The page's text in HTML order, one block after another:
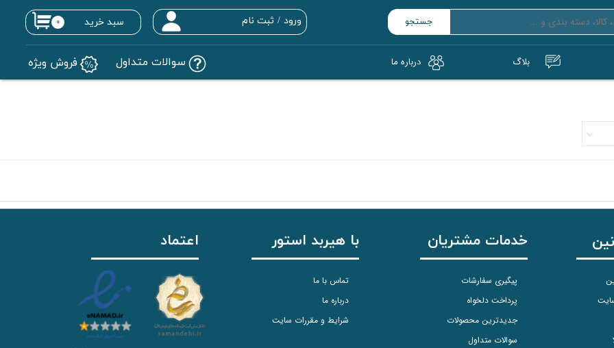
جستجو
بلاگ درباره‌ ما
ورود / ثبت نام ۰ سبد خرید
سوالات متداول فروش ویژه
خدمات مشتریان
پیگیری سفارشات
پرداخت دلخواه
جدیدترین محصولات
سوالات متداول
با هیربد استور
تماس با ما
درباره ما
شرایط و مقررات سایت
اعتماد